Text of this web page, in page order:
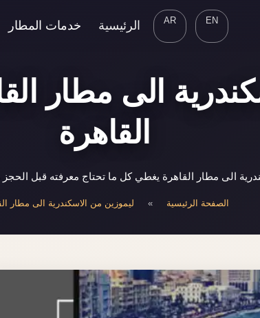
EN
AR الرئيسية خدمات المطار
الى مطار
القاهرة
الى مطار القاهرة يغطي كل ما تحتاج معرفته قبل
الصفحة الرئيسية » ليموزين من الاسكندرية الى مطار